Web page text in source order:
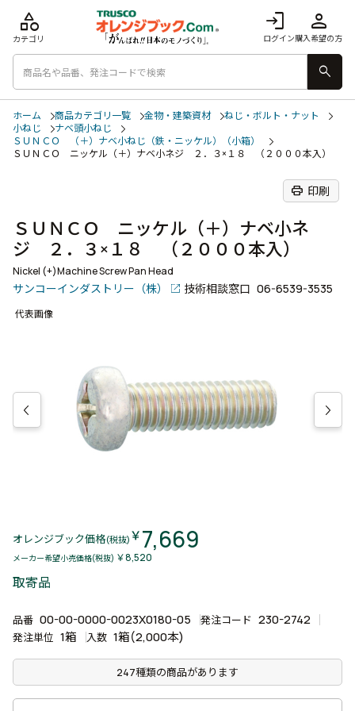
login
ログイン
person
購入希望の方
category
カテゴリ
search
ホーム 商品カテゴリ一覧 金物・建築資材
ねじ・ボルト・ナット
小ねじ
ナベ頭小ねじ
ＳＵＮＣＯ （＋）ナベ小ねじ（鉄・ニッケル）（小箱）
ＳＵＮＣＯ ニッケル（＋）ナベ小ネジ ２．３×１８ （２０００本入）
print 印刷
ＳＵＮＣＯ ニッケル（＋）ナベ小ネ
ジ ２．３×１８ （２０００本入）
Nickel (+)Machine Screw Pan Head
サンコーインダストリー（株） 技術相談窓口 06-6539-3535
代表画像
オレンジブック価格(税抜) ￥7,669
メーカー希望小売価格(税抜) ￥8,520
取寄品
品番 00-00-0000-0023X0180-05 発注コード 230-2742
発注単位 1箱 入数 1箱(2,000本)
247種類の商品があります